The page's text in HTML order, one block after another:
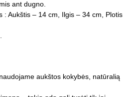
ant dugno.
: Aukštis – 14 cm, Ilgis – 34 cm, Plotis
aukštos kokybės, natūralią